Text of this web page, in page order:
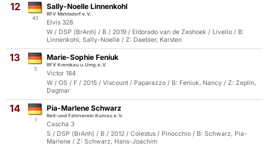
12
43
Sally-Noelle Linnenkohl
RFV Mahlsdorf e.V.
Elvis 328
W / DSP (BrAnh) / B / 2019 / Eldorado van de Zeshoek / Livello / B:
Linnenkohl, Sally-Noelle / Z: Daebler, Karsten
13
5
Marie-Sophie Feniuk
RFV Kremkau u.Umg.e.V.
Victor 184
W / OS / F / 2015 / Viscount / Paparazzo / B: Feniuk, Nancy / Z: Zeplin,
Dagmar
14
1
Pia-Marlene Schwarz
Reit-und Fahrverein Kunrau e.V.
Cascha 3
S / DSP (BrAnh) / B / 2012 / Colestus / Pinocchio / B: Schwarz, Pia-
Marlene / Z: Schwarz, Hans-Joachim